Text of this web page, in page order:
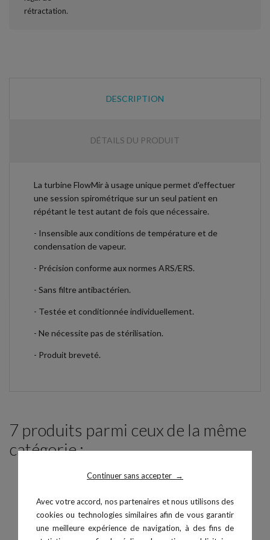
Continuer sans accepter →
Avec votre accord, nos partenaires et nous utilisons des
cookies ou technologies similaires afin de vous garantir
une meilleure expérience de navigation, à des fins de
DESCRIPTION
DÉTAILS DU PRODUIT
La turbine FlowMir à usage unique permet d'effectuer
une session spirométrique sur un seul patient en
répétant le test autant de fois que nécessaire.
- Insensible aux conditions de température et de
condensation de vapeur.
- Précision conforme aux normes ARS/ERS.
- Sans filtre antibactérien.
- Testée et conditionnée individuellement.
- Ne nécessite pas de stérilisation.
- Produit breveté.
7 produits parmi ceux de la même
catégorie :